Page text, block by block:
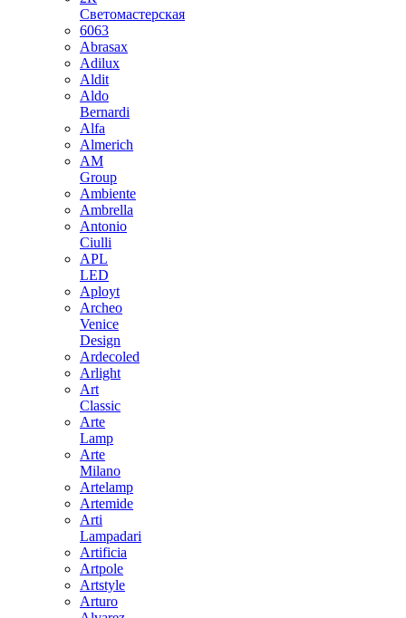
Светомастерская
6063
Abrasax
Adilux
Aldit
Aldo
Bernardi
Alfa
Almerich
AM
Group
Ambiente
Ambrella
Antonio
Ciulli
APL
LED
Aployt
Archeo
Venice
Design
Ardecoled
Arlight
Art
Classic
Arte
Lamp
Arte
Milano
Artelamp
Artemide
Arti
Lampadari
Artificia
Artpole
Artstyle
Arturo